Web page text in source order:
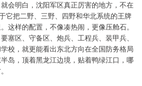
会明白，沈阳军区真正厉害的地方，不在
它把二野、三野、四野和华北系统的王牌
这样的配置，不像凑热闹，更像压舱石。
塞区、守备区、炮兵、工程兵、装甲兵、
校，就更能看出东北方向在全国防务格局
岛，顶着黑龙江边境，贴着鸭绿江口，哪